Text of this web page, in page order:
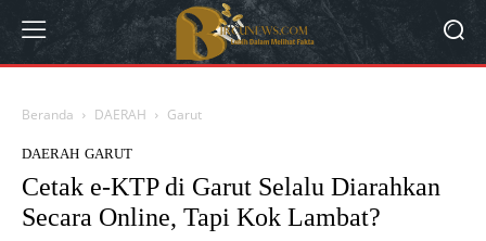
Beranda DAERAH Garut
DAERAH GARUT
Cetak e-KTP di Garut Selalu Diarahkan
Secara Online, Tapi Kok Lambat?